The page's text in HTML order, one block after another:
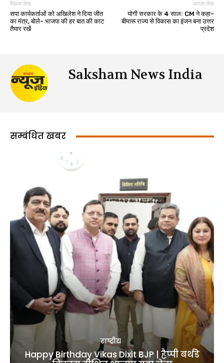
पिछला लेख
सपा कार्यकर्ताओं को अखिलेश ने दिया जीत
का मंत्र, बोले- भाजपा की हर बात की काट
तैयार रखें
अगला लेख
योगी सरकार के 4 सालः CM ने कहा-
बीमारू राज्य से विकास का इंजन बना उत्तर
प्रदेश
Saksham News India
सम्बंधित खबर
राष्ट्रीय
Happy Birthday Vikas Dixit BJP | हैप्पी बर्थडे